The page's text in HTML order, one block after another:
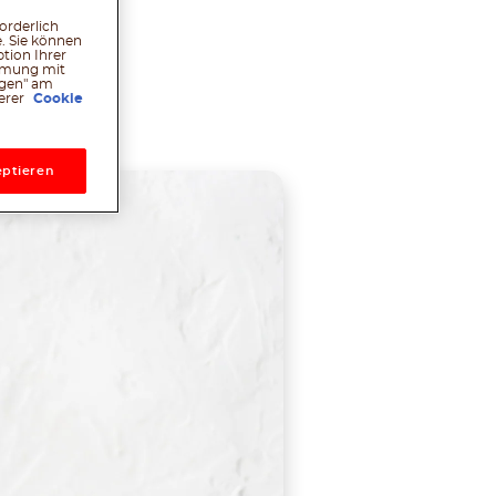
Pinterest
Sie können
Ihrer
mit
am
Cookie